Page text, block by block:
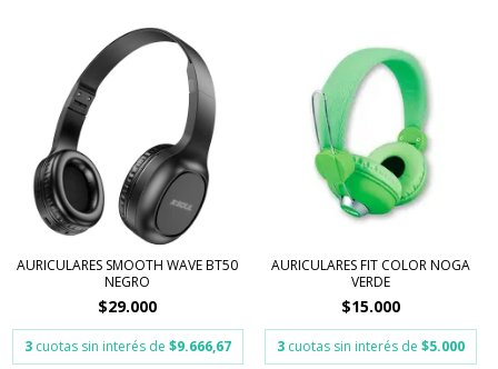
AURICULARES SMOOTH WAVE BT50
NEGRO
$29.000
3 cuotas sin interés de $9.666,67
AURICULARES FIT COLOR NOGA
VERDE
$15.000
3 cuotas sin interés de $5.000